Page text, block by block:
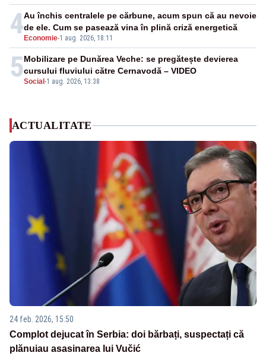
4 Economie-1 aug. 2026, 18:11
Au închis centralele pe cărbune, acum spun că au nevoie
de ele. Cum se pasează vina în plină criză energetică
5Social -1 aug. 2026, 13:38
Mobilizare pe Dunărea Veche: se pregătește devierea
cursului fluviului către Cernavodă – VIDEO
ACTUALITATE
24 feb. 2026, 15:50
Complot dejucat în Serbia: doi bărbați, suspectați că
plănuiau asasinarea lui Vučić